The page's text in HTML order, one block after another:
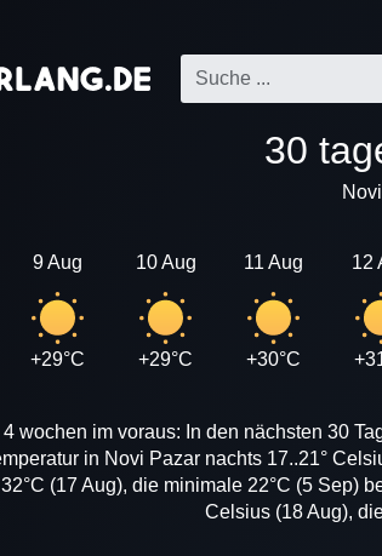
30
9 Aug
+29°C
10 Aug
+29°C
11 Aug
+30°C
12
4 wochen im voraus: In den nächsten 30
in Novi Pazar nachts 17..21°
(17 Aug), die minimale 22°C (5 Sep)
Celsius (18 Aug),